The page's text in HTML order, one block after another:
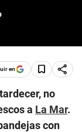
en
no
a La Mar.
con